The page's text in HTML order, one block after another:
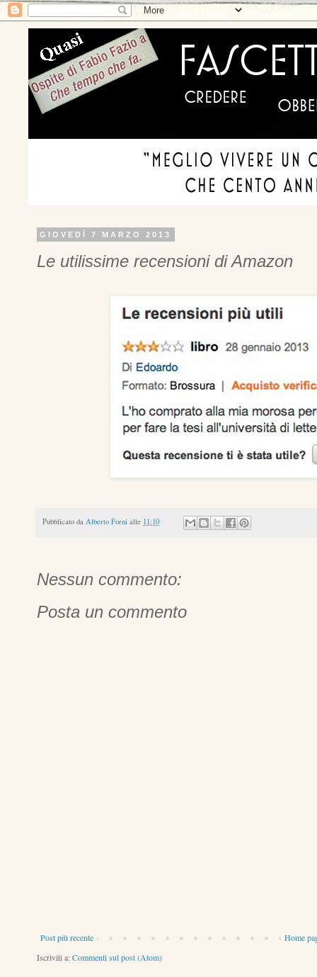
GIOVEDÌ 7 MARZO 2013
Le utilissime recensioni di Amazon
Pubblicato da Alberto Forni alle 11:10
Nessun commento:
Posta un commento
Post più recente
Home
Iscriviti a:Commenti sul post (Atom)